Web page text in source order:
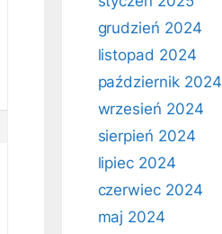
grudzień 2024
listopad 2024
październik 2024
wrzesień 2024
sierpień 2024
lipiec 2024
czerwiec 2024
maj 2024